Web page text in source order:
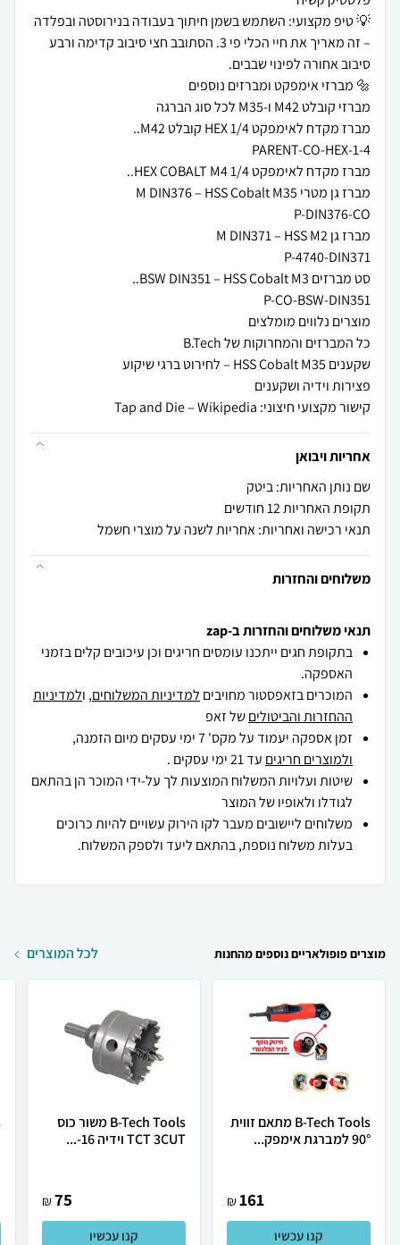
💡 טיפ מקצועי: השתמש בשמן חיתוך בעבודה בנירוסטה ובפלדה
– זה מאריך את חיי הכלי פי 3. הסתובב חצי סיבוב קדימה ורבע
קישור מקצועי חיצוני: Tap and Die – Wikipedia
אחריות ויבואן
שם נותן האחריות: ביטק
תקופת האחריות 12 חודשים
תנאי רכישה ואחריות: אחריות לשנה על מוצרי חשמל
משלוחים והחזרות
תנאי משלוחים והחזרות ב-zap
בתקופת חגים ייתכנו עומסים חריגים וכן עיכובים קלים בזמני
האספקה.
המוכרים בזאפסטור מחויבים למדיניות המשלוחים, ולמדיניות
ההחזרות והביטוליםשל זאפ
זמן אספקה יעמוד על מקס' 7 ימי עסקים מיום הזמנה,
ולמוצרים חריגים עד 21 ימי עסקים .
שיטות ועלויות המשלוח המוצעות לך על-ידי המוכר הן בהתאם
לגודלו ולאופיו של המוצר
משלוחים ליישובים מעבר לקו הירוק עשויים להיות כרוכים
בעלות משלוח נוספת, בהתאם ליעד ולספק המשלוח.
מוצרים פופולאריים נוספים מהחנות לכל המוצרים
B-Tech Tools מתאם זווית
90° למברגת אימפק...
161
₪
קנו עכשיו
B-Tech Tools משור כוס
TCT 3CUT וידיה 16-...
75
₪
קנו עכשיו